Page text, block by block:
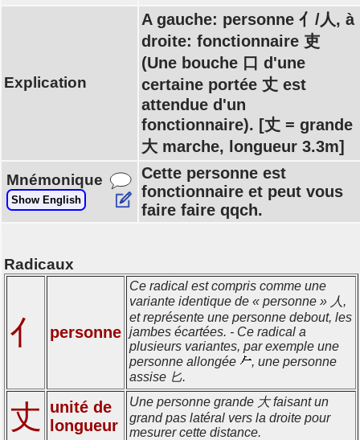
Explication
A gauche: personne 亻/人, à
droite: fonctionnaire 吏
(Une bouche 口 d'une
certaine portée 丈 est
attendue d'un
fonctionnaire). [丈 = grande
大 marche, longueur 3.3m]
Mnémonique
Show English
Cette personne est
fonctionnaire et peut vous
faire faire qqch.
Radicaux
亻 personne
Ce radical est compris comme une
variante identique de « personne » 人,
et représente une personne debout, les
jambes écartées. - Ce radical a
plusieurs variantes, par exemple une
personne allongée
, une personne
assise 匕.
丈
unité de
longueur
Une personne grande 大 faisant un
grand pas latéral vers la droite pour
mesurer cette distance.